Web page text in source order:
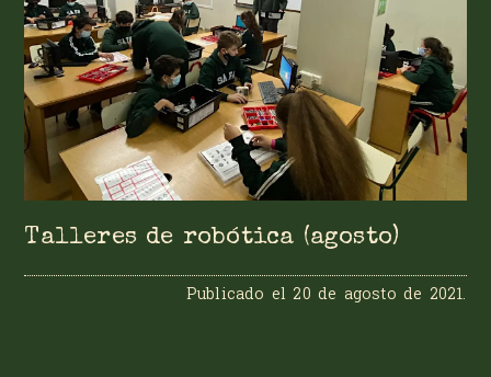
Talleres de robótica (agosto)
Publicado el20 de agosto de 2021.